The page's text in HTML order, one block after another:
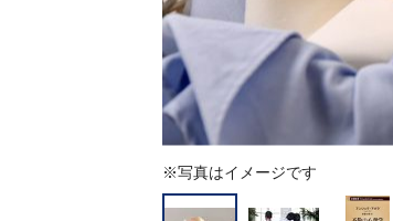
※写真はイメージです